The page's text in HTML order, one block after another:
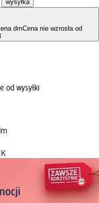
wysyłka
dmCena nie wzrosła od
od wysyłki